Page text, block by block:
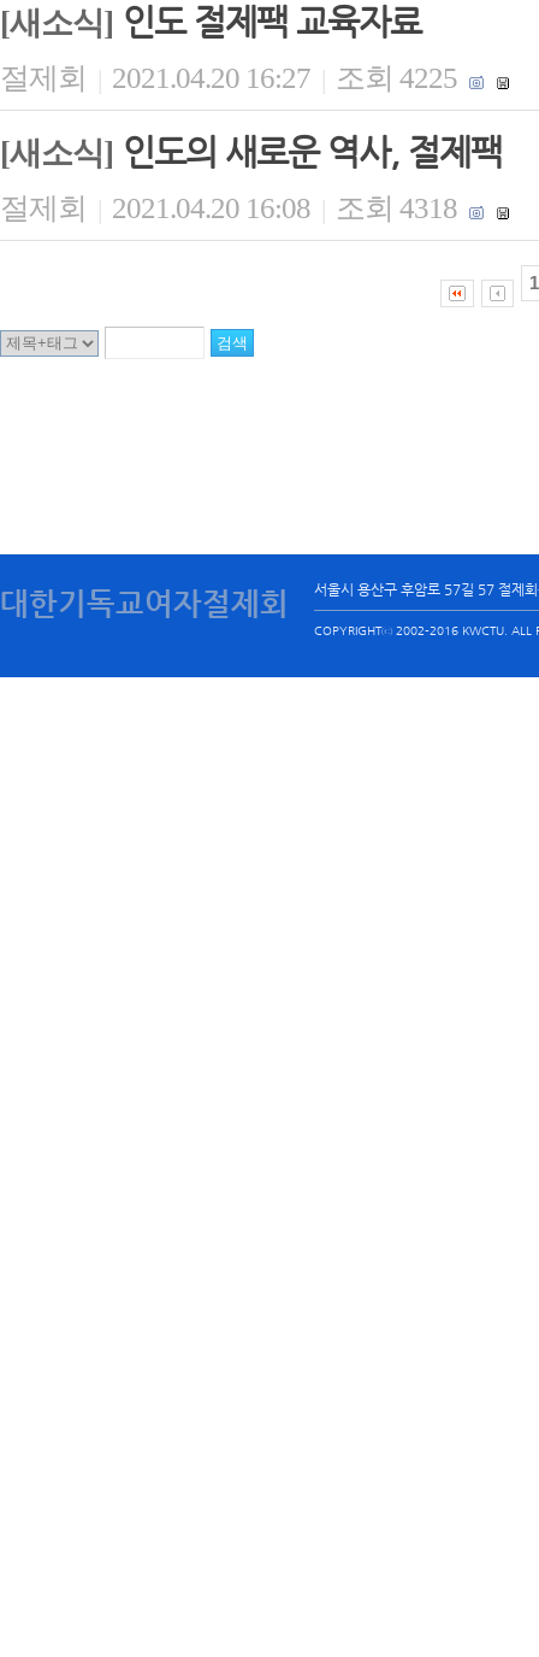
[새소식] 인도 절제팩 교육자료
절제회 | 2021.04.20 16:27 | 조회 4225
[새소식] 인도의 새로운 역사, 절제팩
절제회 | 2021.04.20 16:08 | 조회 4318
1
대한기독교여자절제회 서울시 용산구 후암로 57길 57 절제
COPYRIGHTⓒ 2002-2016 KWCTU. ALL